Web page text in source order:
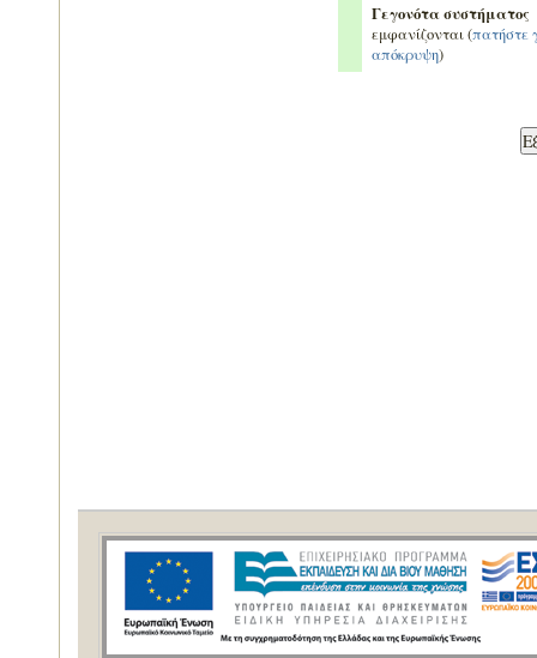
Γεγονότα συστήματος
εμφανίζονται (πατήστε
απόκρυψη)